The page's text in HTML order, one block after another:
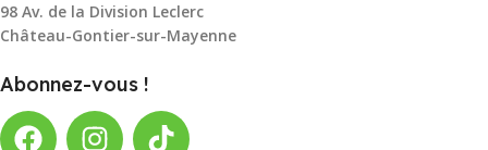
98 Av. de la Division Leclerc
Château-Gontier-sur-Mayenne
Abonnez-vous !